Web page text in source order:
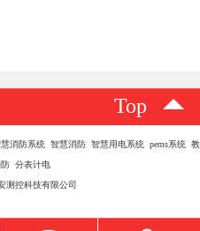
Top
消防系统 智慧消防 智慧用电系统 pems系统 教
防 分表计电
测控科技有限公司